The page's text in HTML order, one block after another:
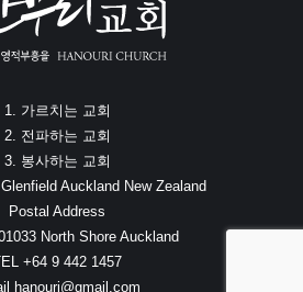
1. 가르치는 교회
2. 전파하는 교회
3. 봉사하는 교회
Auckland New Zealand
Postal Address
North Shore Auckland
+64 9 442 1457
hanouri@gmail.com